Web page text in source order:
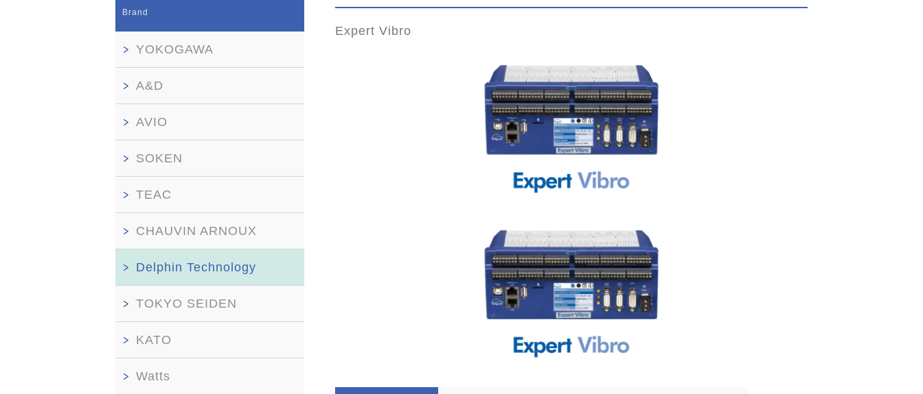
Brand
YOKOGAWA
A&D
AVIO
SOKEN
TEAC
CHAUVIN ARNOUX
Delphin Technology
TOKYO SEIDEN
KATO
Watts
Expert Vibro